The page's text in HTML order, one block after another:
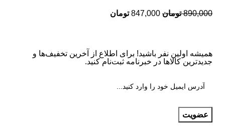
890,000 تومان 847,000 تومان
همیشه اولین نفر باشید! برای اطلاع از آخرین تخفیف‌ها و
جدیدترین کالاها در خبرنامه ثبت‌نام کنید.